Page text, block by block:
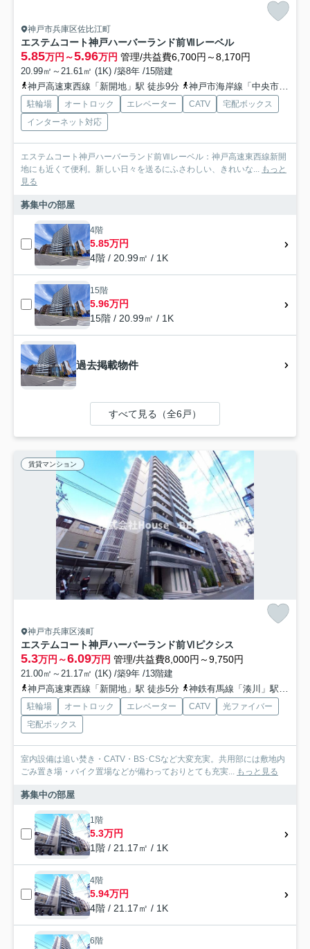
神戸市兵庫区佐比江町
エステムコート神戸ハーバーランド前Ⅶレーベル
5.85万円～5.96万円 管理/共益費6,700円～8,170円
20.99㎡～21.61㎡ (1K) /築8年 /15階建
神戸高速東西線「新開地」駅 徒歩9分
神戸市海岸線「中央市場前」駅 徒歩10分
駐輪場 オートロック エレベーター CATV
宅配ボックス
インターネット対応
エステムコート神戸ハーバーランド前Ⅶレーベル：神戸高速東西線新開
地にも近くて便利。新しい日々を送るにふさわしい、きれいな... もっと
見る
募集中の部屋
4階
5.85万円
4階 / 20.99㎡ / 1K
15階
5.96万円
15階 / 20.99㎡ / 1K
過去掲載物件
すべて見る（全6戸）
賃貸マンション
神戸市兵庫区湊町
エステムコート神戸ハーバーランド前Ⅵピクシス
5.3万円～6.09万円 管理/共益費8,000円～9,750円
21.00㎡～21.17㎡ (1K) /築9年 /13階建
神戸高速東西線「新開地」駅 徒歩5分
神鉄有馬線「湊川」駅 徒歩10分
駐輪場 オートロック エレベーター CATV
光ファイバー
宅配ボックス
室内設備は追い焚き・CATV・BS･CSなど大変充実。共用部には敷地内
ごみ置き場・バイク置場などが備わっておりとても充実... もっと見る
募集中の部屋
1階
5.3万円
1階 / 21.17㎡ / 1K
4階
5.94万円
4階 / 21.17㎡ / 1K
6階